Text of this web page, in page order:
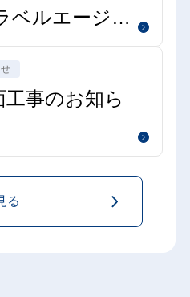
ベルエージェ
審なメール・
意ください
工事のお知ら
る